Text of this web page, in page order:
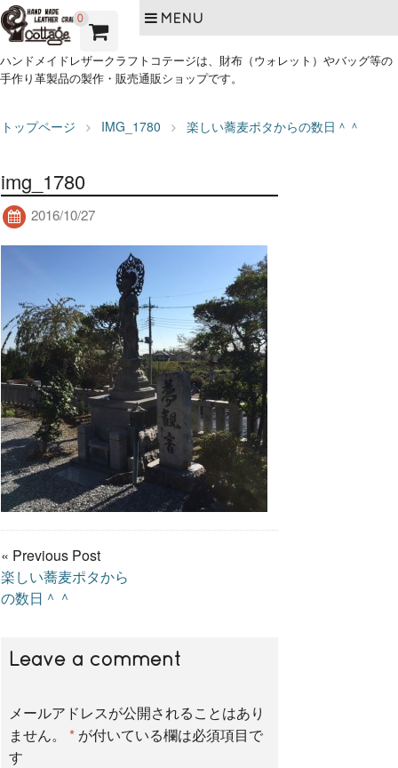
0 MENU
ハンドメイドレザークラフトコテージは、財布（ウォレット）やバッグ等の
手作り革製品の製作・販売通販ショップです。
トップページ IMG_1780 楽しい蕎麦ポタからの数日＾＾
img_1780
2016/10/27
« Previous Post
楽しい蕎麦ポタから
の数日＾＾
Leave a comment
メールアドレスが公開されることはあり
ません。
* が付いている欄は必須項目で
す